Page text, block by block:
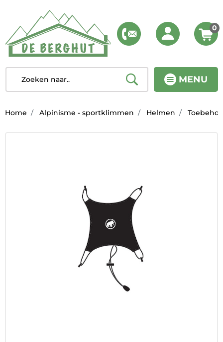
MENU
0
Home Alpinisme - sportklimmen Helmen